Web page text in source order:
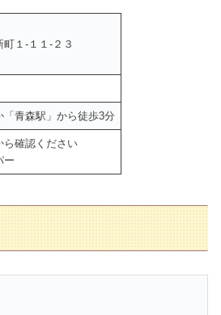
１‐１１‐２３
「青森駅」から徒歩3分
ら確認ください
ー